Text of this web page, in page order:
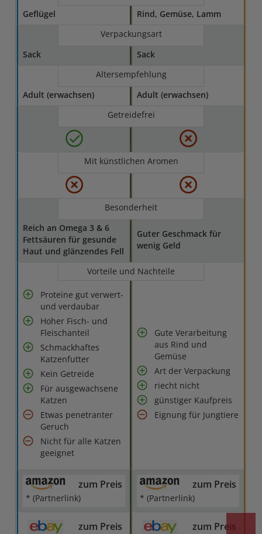
Geflügel
Rind, Gemüse, Lamm
Verpackungsart
Sack
Sack
Altersempfehlung
Adult (erwachsen)
Adult (erwachsen)
Getreidefrei
Mit künstlichen Aromen
Besonderheit
Reich an Omega 3 & 6
Fettsäuren für gesunde
Haut und glänzendes Fell
Guter Geschmack für
wenig Geld
Vorteile und Nachteile
Proteine gut verwert-
und verdaubar
Hoher Fisch- und
Fleischanteil
Schmackhaftes
Katzenfutter
Kein Getreide
Für ausgewachsene
Katzen
Etwas penetranter
Geruch
Nicht für alle Katzen
geeignet
Gute Verarbeitung
aus Rind und
Gemüse
Art der Verpackung
riecht nicht
günstiger Kaufpreis
Eignung für Jungtiere
zum Preis
* (Partnerlink)
zum Preis
* (Partnerlink)
zum Preis zum Preis